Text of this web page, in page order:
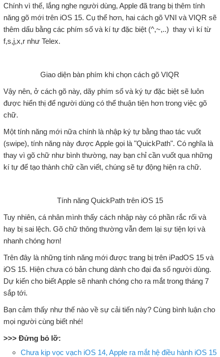
Chính vì thế, lắng nghe người dùng, Apple đã trang bị thêm tính
năng gõ mới trên iOS 15. Cụ thể hơn, hai cách gõ VNI và VIQR sẽ
thêm dấu bằng các phím số và kí tự đặc biệt (^,~,..) thay vì kí từ
f,s,j,x,r như Telex.
Giao diện bàn phím khi chọn cách gõ VIQR
Vậy nên, ở cách gõ này, dãy phím số và ký tự đặc biệt sẽ luôn
được hiển thị để người dùng có thể thuận tiện hơn trong việc gõ
chữ.
Một tính năng mới nữa chính là nhập ký tự bằng thao tác vuốt
(swipe), tính năng này được Apple gọi là "QuickPath". Có nghĩa là
thay vì gõ chữ như bình thường, nay bạn chỉ cần vuốt qua những
kí tự để tạo thành chữ cần viết, chúng sẽ tự động hiện ra chữ.
Tính năng QuickPath trên iOS 15
Tuy nhiên, cá nhân mình thấy cách nhập này có phần rắc rối và
hay bị sai lệch. Gõ chữ thông thường vẫn đem lại sự tiện lợi và
nhanh chóng hơn!
Trên đây là những tính năng mới được trang bị trên iPadOS 15 và
iOS 15. Hiện chưa có bản chung dành cho đại đa số người dùng.
Dự kiến cho biết Apple sẽ nhanh chóng cho ra mắt trong tháng 7
sắp tới.
Bạn cảm thấy như thế nào về sự cải tiến này? Cùng bình luận cho
mọi người cùng biết nhé!
>>> Đửng bỏ lỡ:
Chưa kịp vọc vạch iOS 14, Apple ra mắt hệ điều hành iOS 15